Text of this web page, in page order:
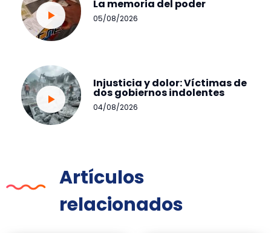
La memoria del poder
05/08/2026
Injusticia y dolor: Víctimas de
dos gobiernos indolentes
04/08/2026
Artículos
relacionados